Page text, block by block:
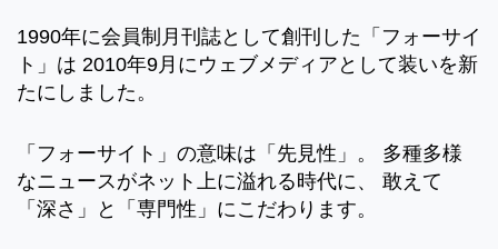
1990年に会員制月刊誌として創刊した「フォーサイ
ト」は 2010年9月にウェブメディアとして装いを新
たにしました。
「フォーサイト」の意味は「先見性」。 多種多様
なニュースがネット上に溢れる時代に、 敢えて
「深さ」と「専門性」にこだわります。